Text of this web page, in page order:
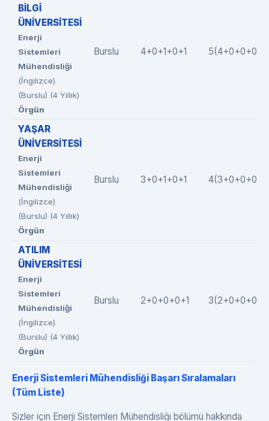
BİLGİ
ÜNİVERSİTESİ
Enerji
Sistemleri
Mühendisliği
(İngilizce)
(Burslu) (4 Yıllık)
Örgün
Burslu 4+0+1+0+1 5(4+0+0+0+1)
YAŞAR
ÜNİVERSİTESİ
Enerji
Sistemleri
Mühendisliği
(İngilizce)
(Burslu) (4 Yıllık)
Örgün
Burslu 3+0+1+0+1 4(3+0+0+0+1)
ATILIM
ÜNİVERSİTESİ
Enerji
Sistemleri
Mühendisliği
(İngilizce)
(Burslu) (4 Yıllık)
Örgün
Burslu 2+0+0+0+1 3(2+0+0+0+1)
Enerji Sistemleri Mühendisliği Başarı Sıralamaları
(Tüm Liste)
Sizler için Enerji Sistemleri Mühendisliği bölümü hakkında